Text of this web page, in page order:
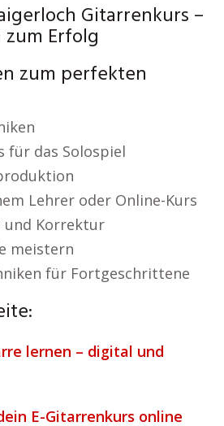
Gitarrenkurs –
Erfolg
zum perfekten
für das Solospiel
Lehrer oder Online-Kurs
und Korrektur
meistern
für Fortgeschrittene
lernen – digital und
E-Gitarrenkurs online